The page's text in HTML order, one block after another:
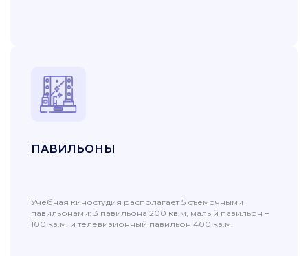
ПАВИЛЬОНЫ
Учебная киностудия располагает 5 съемочными
павильонами: 3 павильона 200 кв.м, малый павильон –
100 кв.м. и телевизионный павильон 400 кв.м.